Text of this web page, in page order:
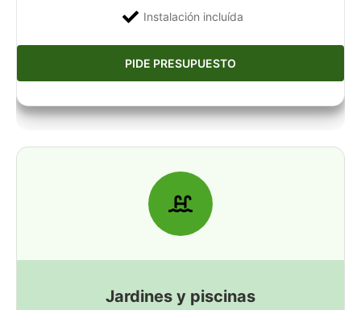
Instalación incluída
PIDE PRESUPUESTO
Jardines y piscinas